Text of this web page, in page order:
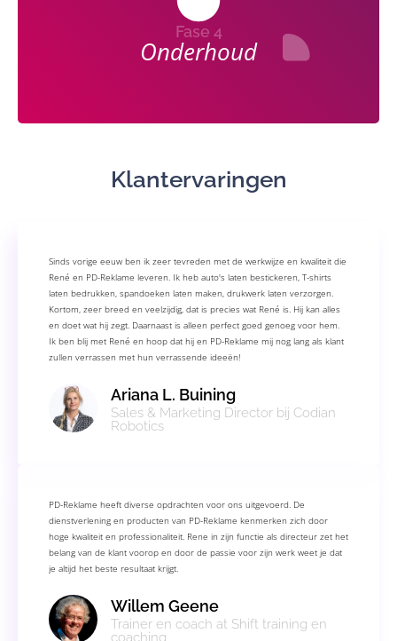
Fase 4
Onderhoud
Klantervaringen
Sinds vorige eeuw ben ik zeer tevreden met de werkwijze en kwaliteit die
René en PD-Reklame leveren. Ik heb auto's laten bestickeren, T-shirts
laten bedrukken, spandoeken laten maken, drukwerk laten verzorgen.
Kortom, zeer breed en veelzijdig, dat is precies wat René is. Hij kan alles
en doet wat hij zegt. Daarnaast is alleen perfect goed genoeg voor hem.
Ik ben blij met René en hoop dat hij en PD-Reklame mij nog lang als klant
zullen verrassen met hun verrassende ideeën!
Ariana L. Buining
Sales & Marketing Director bij Codian
Robotics
PD-Reklame heeft diverse opdrachten voor ons uitgevoerd. De
dienstverlening en producten van PD-Reklame kenmerken zich door
hoge kwaliteit en professionaliteit. Rene in zijn functie als directeur zet het
belang van de klant voorop en door de passie voor zijn werk weet je dat
je altijd het beste resultaat krijgt.
Willem Geene
Trainer en coach at Shift training en
coaching